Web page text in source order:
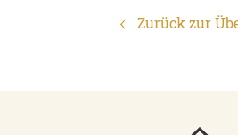
Zurück zur